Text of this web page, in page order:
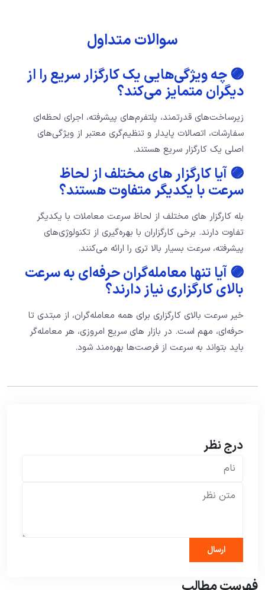
سوالات متداول
🟣 چه ویژگی‌هایی یک کارگزار سریع را از
دیگران متمایز می‌کند؟
زیرساخت‌های قدرتمند، پلتفرم‌های پیشرفته، اجرای لحظه‌ای
سفارشات، اتصالات پایدار و تنظیم‌گری معتبر از ویژگی‌های
اصلی یک کارگزار سریع هستند.
🟣 آیا کارگزار های مختلف از لحاظ
سرعت با یکدیگر متفاوت هستند؟
بله کارگزار های مختلف از لحاظ سرعت معاملات با یکدیگر
تفاوت دارند. برخی کارگزاران با بهره‌گیری از تکنولوژی‌های
پیشرفته، سرعت بسیار بالا تری را ارائه می‌کنند.
🟣 آیا تنها معامله‌گران حرفه‌ای به سرعت
بالای کارگزاری نیاز دارند؟
خیر سرعت بالای کارگزاری برای همه معامله‌گران، از مبتدی تا
حرفه‌ای، مهم است. در بازار های سریع امروزی، هر معامله‌گر
باید بتواند به سرعت از فرصت‌ها بهره‌مند شود.
درج نظر